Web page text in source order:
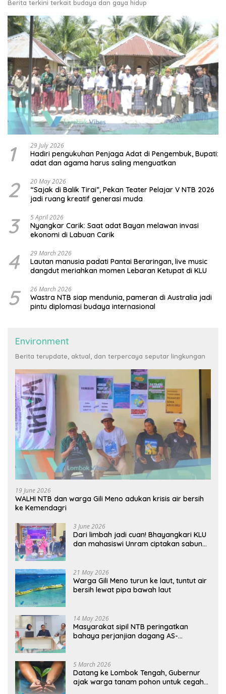
Berita terkini terkait budaya dan gaya hidup
1 29 July 2026
Hadiri pengukuhan Penjaga Adat di Pengembuk, Bupati:
adat dan agama harus saling menguatkan
2 20 May 2026
“Sajak di Balik Tirai”, Pekan Teater Pelajar V NTB 2026
jadi ruang kreatif generasi muda
3 5 April 2026
Nyangkar Carik: Saat adat Bayan melawan invasi
ekonomi di Labuan Carik
4 29 March 2026
Lautan manusia padati Pantai Beraringan, live music
dangdut meriahkan momen Lebaran Ketupat di KLU
5 26 March 2026
Wastra NTB siap mendunia, pameran di Australia jadi
pintu diplomasi budaya internasional
Environment
Berita terupdate, aktual, dan terpercaya seputar lingkungan
19 June 2026
WALHI NTB dan warga Gili Meno adukan krisis air bersih
ke Kemendagri
3 June 2026
Dari limbah jadi cuan! Bhayangkari KLU
dan mahasiswi Unram ciptakan sabun
21 May 2026
Warga Gili Meno turun ke laut, tuntut air
bersih lewat pipa bawah laut
14 May 2026
Masyarakat sipil NTB peringatkan
bahaya perjanjian dagang AS-
5 March 2026
Datang ke Lombok Tengah, Gubernur
ajak warga tanam pohon untuk cegah